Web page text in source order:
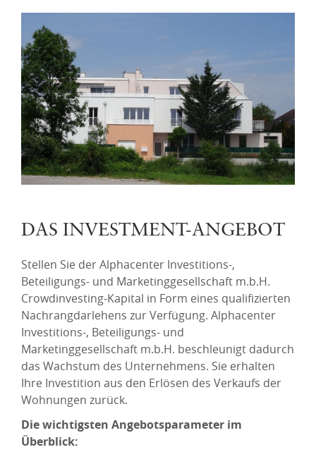
DAS INVESTMENT-ANGEBOT
Stellen Sie der Alphacenter Investitions-,
Beteiligungs- und Marketinggesellschaft m.b.H.
Crowdinvesting-Kapital in Form eines qualifizierten
Nachrangdarlehens zur Verfügung. Alphacenter
Investitions-, Beteiligungs- und
Marketinggesellschaft m.b.H. beschleunigt dadurch
das Wachstum des Unternehmens. Sie erhalten
Ihre Investition aus den Erlösen des Verkaufs der
Wohnungen zurück.
Die wichtigsten Angebotsparameter im
Überblick: